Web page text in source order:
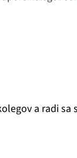
a radi